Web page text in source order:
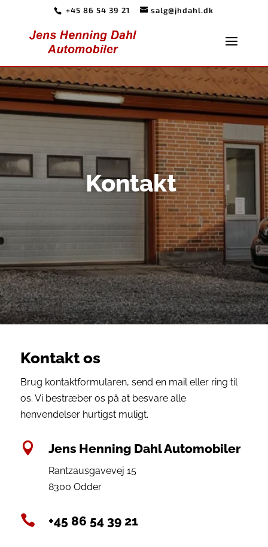
+45 86 54 39 21 salg@jhdahl.dk
Kontakt
Kontakt os
Brug kontaktformularen, send en mail eller ring til
os. Vi bestræber os på at besvare alle
henvendelser hurtigst muligt.
 Jens Henning Dahl Automobiler
Rantzausgavevej 15
8300 Odder
 +45 86 54 39 21